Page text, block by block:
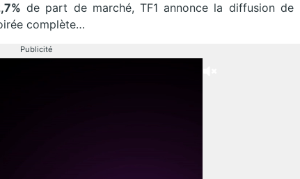
de part de marché, TF1 annonce la diffusion de
complète…
Publicité